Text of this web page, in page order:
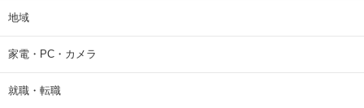
地域
家電・PC・カメラ
就職・転職